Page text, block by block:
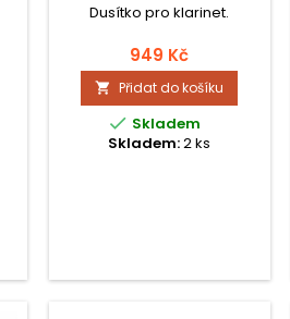
Dusítko pro klarinet.
949 Kč
 Přidat do košíku
 Skladem
Skladem:2 ks